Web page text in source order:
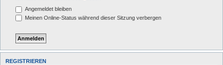
Angemeldet bleiben
Meinen Online-Status während dieser Sitzung verbergen
REGISTRIEREN